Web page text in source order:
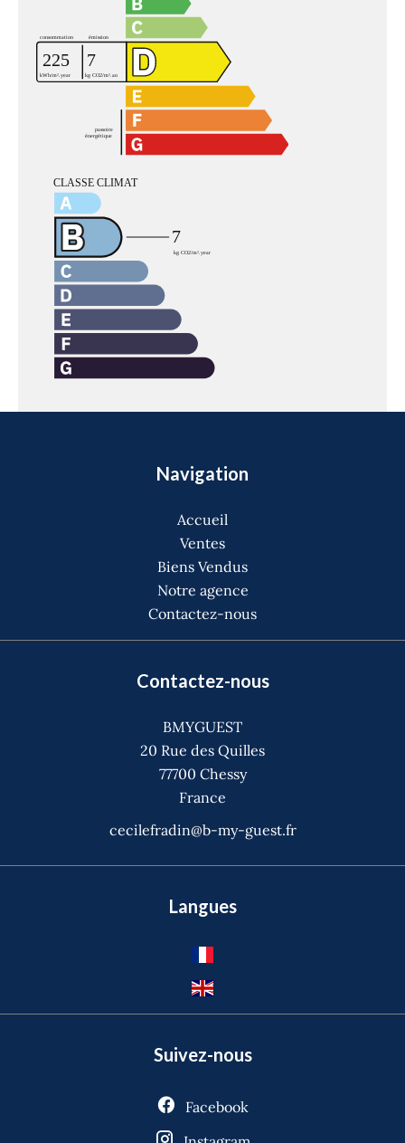
Navigation
Accueil
Ventes
Biens Vendus
Notre agence
Contactez-nous
Contactez-nous
BMYGUEST
20 Rue des Quilles
77700 Chessy
France
cecilefradin@b-my-guest.fr
Langues
Suivez-nous
Facebook